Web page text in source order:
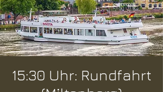
15:30 Uhr: Rundfahrt